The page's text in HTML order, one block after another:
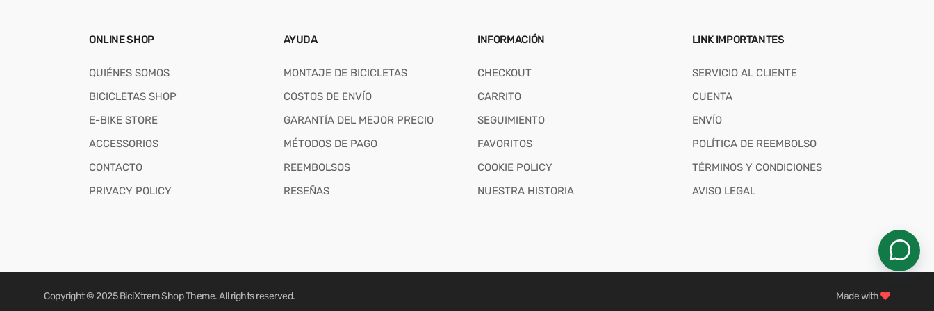
ONLINE SHOP
QUIÉNES SOMOS
BICICLETAS SHOP
E-BIKE STORE
ACCESSORIOS
CONTACTO
PRIVACY POLICY
AYUDA
MONTAJE DE BICICLETAS
COSTOS DE ENVÍO
GARANTÍA DEL MEJOR PRECIO
MÉTODOS DE PAGO
REEMBOLSOS
RESEÑAS
INFORMACIÓN
CHECKOUT
CARRITO
SEGUIMIENTO
FAVORITOS
COOKIE POLICY
NUESTRA HISTORIA
LINK IMPORTANTES
SERVICIO AL CLIENTE
CUENTA
ENVÍO
POLÍTICA DE REEMBOLSO
TÉRMINOS Y CONDICIONES
AVISO LEGAL
Copyright © 2025BiciXtrem ShopTheme. All rights reserved. Made with